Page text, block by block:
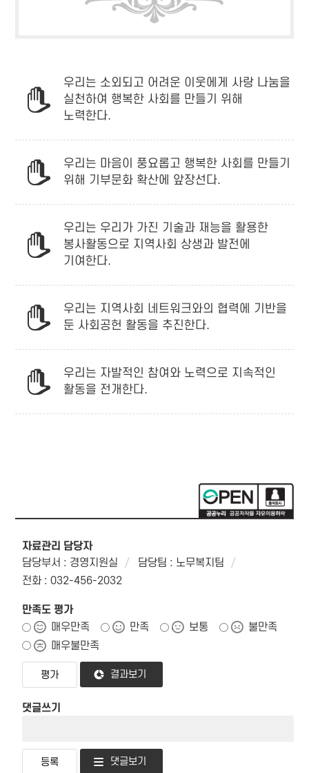
우리는 소외되고 어려운 이웃에게 사랑 나눔을
실천하여 행복한 사회를 만들기 위해
노력한다.
우리는 마음이 풍요롭고 행복한 사회를 만들기
위해 기부문화 확산에 앞장선다.
우리는 우리가 가진 기술과 재능을 활용한
봉사활동으로 지역사회 상생과 발전에
기여한다.
우리는 지역사회 네트워크와의 협력에 기반을
둔 사회공헌 활동을 추진한다.
우리는 자발적인 참여와 노력으로 지속적인
활동을 전개한다.
자료관리 담당자
담당부서 : 경영지원실
담당팀 : 노무복지팀
전화 : 032-456-2032
만족도 평가
매우만족
만족 보통
불만족
매우불만족
결과보기
댓글쓰기
댓글보기